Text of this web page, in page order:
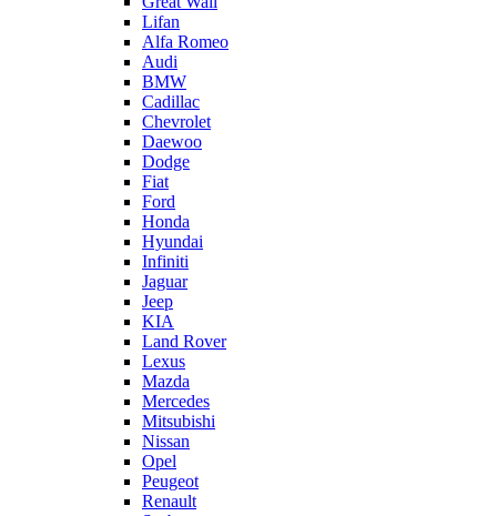
Lifan
Alfa Romeo
Audi
BMW
Cadillac
Chevrolet
Daewoo
Dodge
Fiat
Ford
Honda
Hyundai
Infiniti
Jaguar
Jeep
KIA
Land Rover
Lexus
Mazda
Mercedes
Mitsubishi
Nissan
Opel
Peugeot
Renault